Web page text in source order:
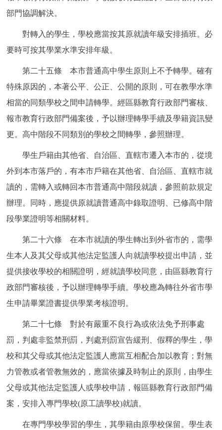
部門協調解決。
對轉入的學生，學校應當按其原就讀年級安排插班。必
要時可按其學業水準安排年級。
第二十五條 本市普通高中學生原則上不予轉學。確有
特殊原因的，本著公平、公正、公開的原則，可在教學水準
相當的同類學校之間申請轉學。經區縣教育行政部門審核、
報市教育行政部門備案後，予以辦理轉學手續及學籍資訊變
更。高中階段不同類別的學校之間轉學，參照辦理。
學生戶籍由其他省、自治區、直轄市遷入本市的，從境
外到本市落戶的，有本市戶籍在其他省、自治區、直轄市就
讀的，需轉入或轉回本市普通高中階段就讀，參照前款規定
辦理。同時，應提供原就讀普通高中錄取證明、已修高中階
段學業證明等相關材料。
第二十六條 在本市就讀的學生轉出到外省市的，需學
生本人及其父母或其他法定監護人向就讀學校提出申請，並
提供接收學校的相關證明，經就讀學校同意，由區縣教育行
政部門審核後，予以辦理轉學手續。學校應為轉往外省市學
生申請畢業證書提供學業考核證明。
第二十七條 對於有嚴重不良行為或依法免予刑事處
罰，判處非監禁刑罰，判處刑罰宣告緩刑、假釋的學生，學
校和其父母或其他法定監護人應當互相配合加以教育；對無
力管教或者管教無效的，應當依據及時制止的原則，由學生
父母或其他法定監護人或學校申請，報區縣教育行政部門備
案，安排入專門學校(原工讀學校)就讀。
在專門學校學習的學生，其學籍由原學校保留。學生表